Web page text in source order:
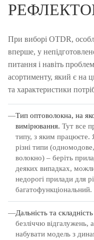
При виборі OTDR,
вперше, у
питання і навіть
асортименту, який є на
та характеристики
Тип оптоволокна, на
вимірювання. Тут все
типу, з яким працюєте.
різні типи
волокно) – беріть
деяких випадках,
недорогі прилади для
багатофункціональний.
Дальність та складність
безліччю відгалужень,
набувати модель з